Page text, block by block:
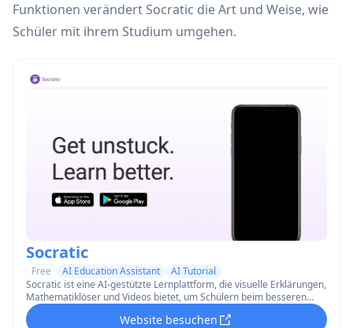
Funktionen verändert Socratic die Art und Weise, wie
Schüler mit ihrem Studium umgehen.
Socratic
Free AI Education Assistant
AI Tutorial
Socratic ist eine AI-gestützte Lernplattform, die visuelle Erklärungen,
Mathematiklöser und Videos bietet, um Schülern beim besseren
Lernen zu helfen.
Website besuchen